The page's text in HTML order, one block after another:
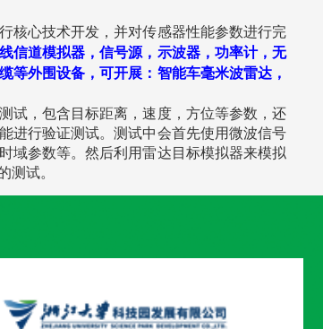
核心技术开发，并对传感器性能参数进行完
信道模拟器，信号源，示波器，功率计，无
等外围设备，可开展：智能车毫米波雷达，
试，包含目标距离，速度，方位等参数，还
进行验证测试。测试中会首先使用微波信号
域参数等。然后利用雷达目标模拟器来模拟
测试。